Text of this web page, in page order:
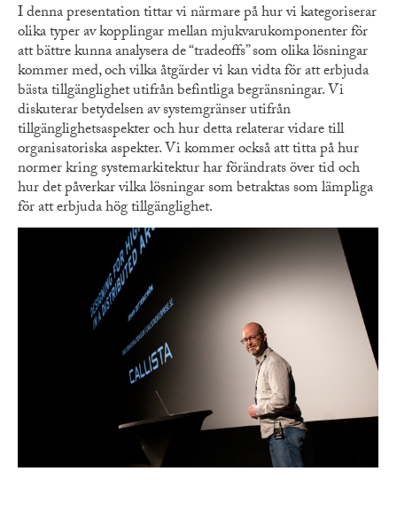
I denna presentation tittar vi närmare på hur vi kategoriserar
olika typer av kopplingar mellan mjukvarukomponenter för
att bättre kunna analysera de “tradeoffs” som olika lösningar
kommer med, och vilka åtgärder vi kan vidta för att erbjuda
bästa tillgänglighet utifrån befintliga begränsningar. Vi
diskuterar betydelsen av systemgränser utifrån
tillgänglighetsaspekter och hur detta relaterar vidare till
organisatoriska aspekter. Vi kommer också att titta på hur
normer kring systemarkitektur har förändrats över tid och
hur det påverkar vilka lösningar som betraktas som lämpliga
för att erbjuda hög tillgänglighet.